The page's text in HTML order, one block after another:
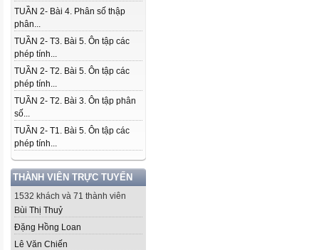
TUẦN 2- Bài 4. Phân số thập
phân...
TUẦN 2- T3. Bài 5. Ôn tập các
phép tính...
TUẦN 2- T2. Bài 5. Ôn tập các
phép tính...
TUẦN 2- T2. Bài 3. Ôn tập phân
số...
TUẦN 2- T1. Bài 5. Ôn tập các
phép tính...
THÀNH VIÊN TRỰC TUYẾN
1532 khách và 71 thành viên
Bùi Thị Thuỷ
Đặng Hồng Loan
Lê Văn Chiến